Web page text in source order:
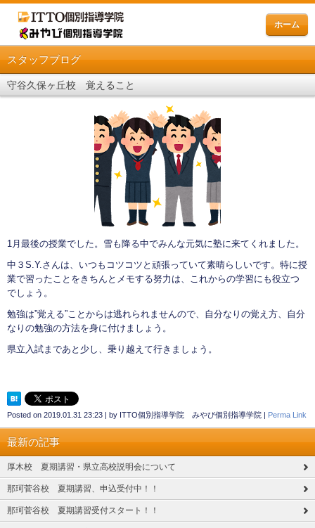
ホーム
スタッフブログ
守谷久保ヶ丘校 覚えること
1月最後の授業でした。雪も降る中でみんな元気に塾に来てくれました。
中３S.Y.さんは、いつもコツコツと頑張っていて素晴らしいです。特に授
業で習ったことをきちんとメモする努力は、これからの学習にも役立つ
でしょう。
勉強は”覚える”ことからは逃れられませんので、自分なりの覚え方、自分
なりの勉強の方法を身に付けましょう。
県立入試まであと少し、乗り越えて行きましょう。
Posted on 2019.01.31 23:23 | by ITTO個別指導学院 みやび個別指導学院 | Perma Link
最新の記事
厚木校 夏期講習・県立高校説明会について
那珂菅谷校 夏期講習、申込受付中！！
那珂菅谷校 夏期講習受付スタート！！